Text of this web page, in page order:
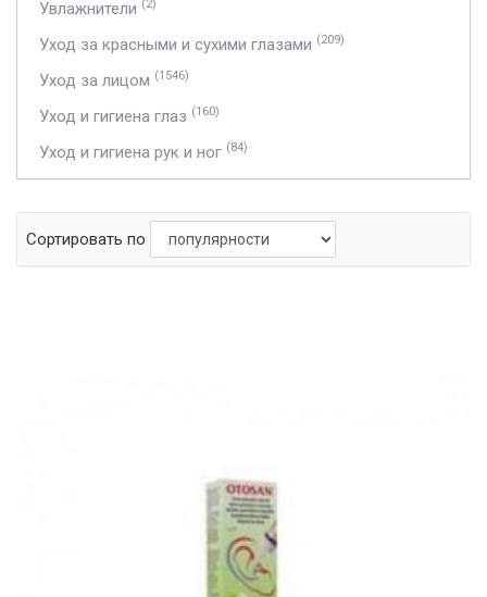
Увлажнители (2)
Уход за красными и сухими глазами (209)
Уход за лицом (1546)
Уход и гигиена глаз (160)
Уход и гигиена рук и ног (84)
Сортировать по